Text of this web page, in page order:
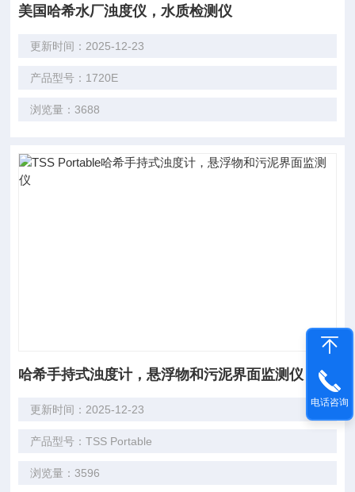
美国哈希水厂浊度仪，水质检测仪
更新时间：2025-12-23
产品型号：1720E
浏览量：3688
哈希手持式浊度计，悬浮物和污泥界面监测仪
更新时间：2025-12-23
产品型号：TSS Portable
浏览量：3596
电话咨询